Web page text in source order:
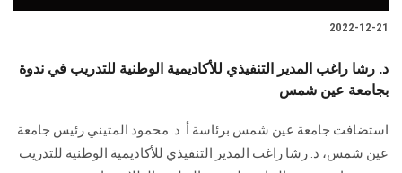
2022-12-21
د. رشا راغب المدير التنفيذي للأكاديمية الوطنية للتدريب في ندوة
بجامعة عين شمس
استضافت جامعة عين شمس برئاسة أ. د. محمود المتيني رئيس جامعة
عين شمس، د. رشا راغب المدير التنفيذي للأكاديمية الوطنية للتدريب